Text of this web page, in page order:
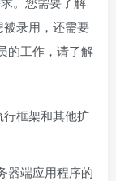
。您需要了解
被录用，还需要
的工作，请了解
行框架和其他扩
器端应用程序的